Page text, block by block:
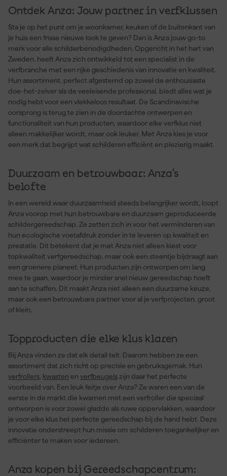
Ontdek Anza: Jouw partner in verfklussen
Sta je op het punt om je woonkamer, keuken of de buitenkant van
je huis een frisse nieuwe look te geven? Dan is Anza jouw go-to
merk voor alle schilderbenodigdheden. Opgericht in het hart van
Zweden, heeft Anza zich ontwikkeld tot een specialist in de
verfbranche met een rijke geschiedenis van innovatie en kwaliteit.
Hun assortiment, perfect afgestemd op zowel de enthousiaste
doe-het-zelver als de veeleisende professional, biedt alles wat je
nodig hebt voor een vlekkeloos resultaat. De Scandinavische
oorsprong is terug te zien in de doordachte ontwerpen en
functionaliteit van hun producten, waardoor elke verfklus niet
alleen makkelijker wordt, maar ook leuker. Met Anza kies je voor
een merk dat begrijpt wat schilderen efficiënt en plezierig maakt.
Duurzaam en betrouwbaar: Anza's
belofte
In een wereld waar duurzaamheid steeds belangrijker wordt, loopt
Anza voorop met hun betrouwbare en duurzaam geproduceerde
schildergereedschap. Ze zetten zich in voor het verminderen van
hun ecologische voetafdruk zonder in te leveren op kwaliteit en
prestatie. Dit betekent dat je met Anza niet alleen kiest voor
topkwaliteit verfgereedschap, maar ook een steentje bijdraagt aan
een groenere planeet. Hun producten zijn ontworpen om lang
mee te gaan, waardoor je minder snel nieuw gereedschap hoeft
aan te schaffen. Dit maakt Anza niet alleen een duurzame keuze,
maar ook een betrouwbare partner voor al je verfprojecten, groot
of klein.
Topproducten die elke klus klaren
Bij Anza vinden ze dat elk detail telt. Daarom hebben ze een
assortiment dat zich richt op precisie en gebruiksgemak. Hun
verfrollers kwasten en verfbeugels zijn daar het perfecte
voorbeeld van. Een leuk feitje over Anza? Ze waren een van de
eerste in de markt die kwamen met een verfroller die speciaal
ontworpen is voor zowel gladde als ruwe oppervlakken, waardoor
je voor elke klus het perfecte gereedschap bij de hand hebt. Deze
innovatie onderstreept hun missie om schilderen toegankelijker en
efficiënter te maken voor iedereen.
Anza kopen bij Gereedschapcentrum: